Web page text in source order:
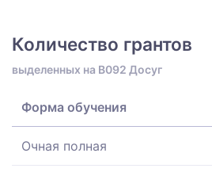
Количество грантов
выделенных на B092 Досуг
Форма обучения
Очная полная